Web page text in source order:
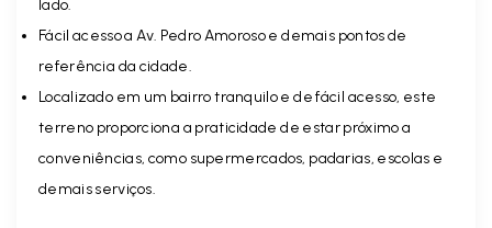
lado.
Fácil acesso a Av. Pedro Amoroso e demais pontos de
referência da cidade.
Localizado em um bairro tranquilo e de fácil acesso, este
terreno proporciona a praticidade de estar próximo a
conveniências, como supermercados, padarias, escolas e
demais serviços.